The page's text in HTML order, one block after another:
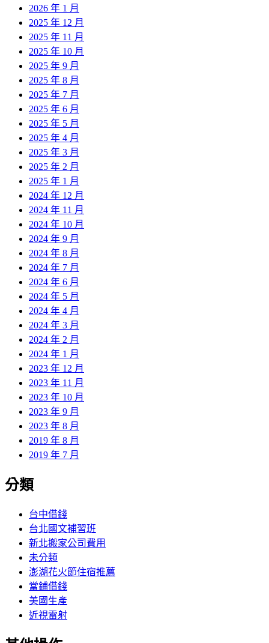
2026 年 1 月
2025 年 12 月
2025 年 11 月
2025 年 10 月
2025 年 9 月
2025 年 8 月
2025 年 7 月
2025 年 6 月
2025 年 5 月
2025 年 4 月
2025 年 3 月
2025 年 2 月
2025 年 1 月
2024 年 12 月
2024 年 11 月
2024 年 10 月
2024 年 9 月
2024 年 8 月
2024 年 7 月
2024 年 6 月
2024 年 5 月
2024 年 4 月
2024 年 3 月
2024 年 2 月
2024 年 1 月
2023 年 12 月
2023 年 11 月
2023 年 10 月
2023 年 9 月
2023 年 8 月
2019 年 8 月
2019 年 7 月
分類
台中借錢
台北國文補習班
新北搬家公司費用
未分類
澎湖花火節住宿推薦
當鋪借錢
美國生產
近視雷射